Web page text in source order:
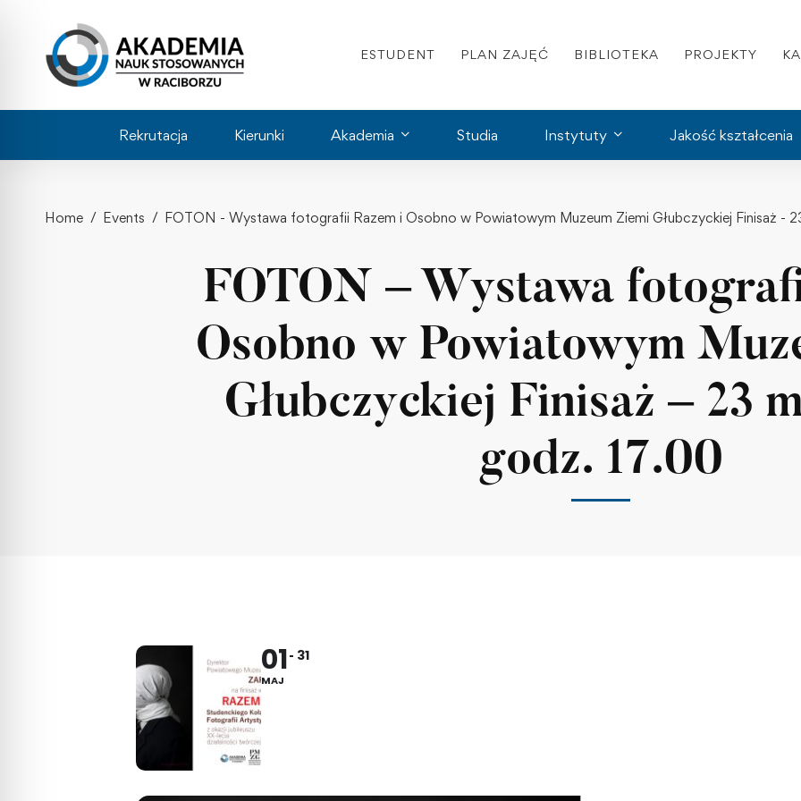
ESTUDENT PLAN ZAJĘĆ BIBLIOTEKA PROJEKTY
Rekrutacja Kierunki Akademia Studia Instytuty Jakość kształcenia
Home Events FOTON - Wystawa fotografii Razem i Osobno w Powiatowym Muzeum Ziemi Głubczyckiej Finisaż -
FOTON – Wystawa
Osobno w Powiatowym
Głubczyckiej Finisaż – 23
godz. 17.00
01
MAJ
31